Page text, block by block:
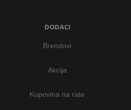
DODACI
Brendovi
Akcija
Kupovina na rate